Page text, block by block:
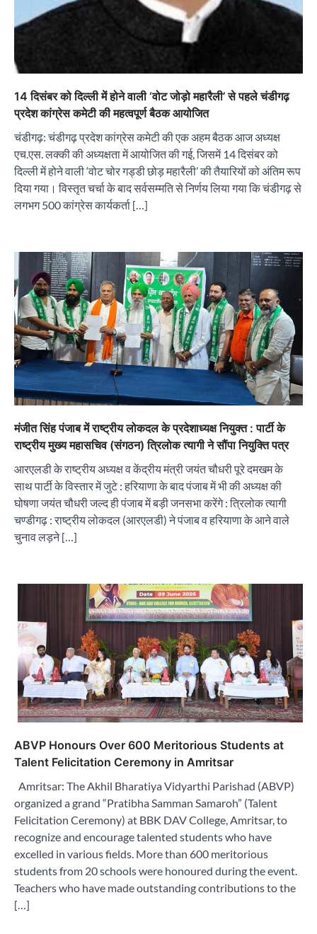
14 दिसंबर को दिल्ली में होने वाली ‘वोट जोड़ो महारैली’ से पहले चंडीगढ़
प्रदेश कांग्रेस कमेटी की महत्वपूर्ण बैठक आयोजित
चंडीगढ़: चंडीगढ़ प्रदेश कांग्रेस कमेटी की एक अहम बैठक आज अध्यक्ष
एच.एस. लक्की की अध्यक्षता में आयोजित की गई, जिसमें 14 दिसंबर को
दिल्ली में होने वाली ‘वोट चोर गड्डी छोड़ महारैली’ की तैयारियों को अंतिम रूप
दिया गया। विस्तृत चर्चा के बाद सर्वसम्मति से निर्णय लिया गया कि चंडीगढ़ से
लगभग 500 कांग्रेस कार्यकर्ता […]
मंजीत सिंह पंजाब में राष्ट्रीय लोकदल के प्रदेशाध्यक्ष नियुक्त : पार्टी के
राष्ट्रीय मुख्य महासचिव (संगठन) त्रिलोक त्यागी ने सौंपा नियुक्ति पत्र
आरएलडी के राष्ट्रीय अध्यक्ष व केंद्रीय मंत्री जयंत चौधरी पूरे दमखम के
साथ पार्टी के विस्तार में जुटे : हरियाणा के बाद पंजाब में भी की अध्यक्ष की
घोषणा जयंत चौधरी जल्द ही पंजाब में बड़ी जनसभा करेंगे : त्रिलोक त्यागी
चण्डीगढ़ : राष्ट्रीय लोकदल (आरएलडी) ने पंजाब व हरियाणा के आने वाले
चुनाव लड़ने […]
ABVP Honours Over 600 Meritorious Students at
Talent Felicitation Ceremony in Amritsar
Amritsar: The Akhil Bharatiya Vidyarthi Parishad (ABVP)
organized a grand “Pratibha Samman Samaroh” (Talent
Felicitation Ceremony) at BBK DAV College, Amritsar, to
recognize and encourage talented students who have
excelled in various fields. More than 600 meritorious
students from 20 schools were honoured during the event.
Teachers who have made outstanding contributions to the
[…]
2
ग्लो बल आर्ट क्रिएशंस ने की प्रभावशाली पंजाबी फीचर
फिल्म ‘पीड़ (दर्द-ए-दिल)’ की घोषणा
City uday August 5, 2026
3
चंडीगढ़ की लेखिका डॉ. साज़ीना खान की नई कविता पुस्तक
‘शी वॉक्ड एनीवे’ का हुआ लोकार्पण
City uday August 4, 2026
सावन के पहले सोमवार को सिटी ब्यूटीफुल चंडीगढ़ बम बम
भोले के जयकारों से गूंजा
City uday August 4, 2026
डिजिटल हेल्थकेयर को मिली नई रफ्तार, टेलीमेडिसिन